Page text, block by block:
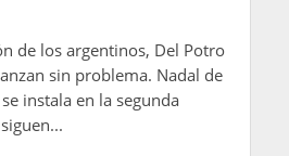
de los argentinos, Del Potro
sin problema. Nadal de
instala en la segunda